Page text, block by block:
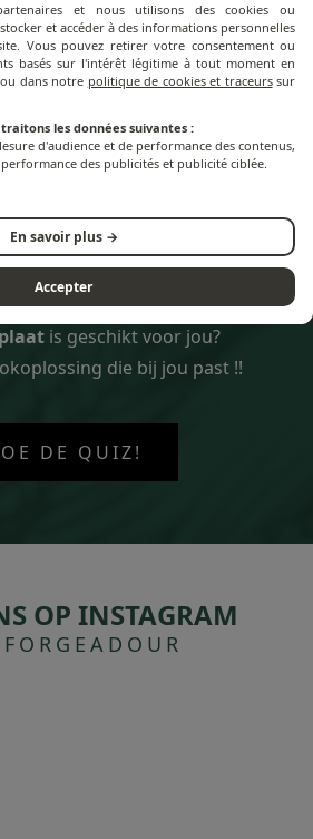
-
is geschikt voor jou?
die bij jou past !!
DE QUIZ!
OP INSTAGRAM
et nous utilisons des cookies ou
et accéder à des informations personnelles
Vous pouvez retirer votre consentement ou
basés sur l'intérêt légitime à tout moment en
dans notre politique de cookies et traceurssur
les données suivantes :
d'audience et de performance des contenus,
des publicités et publicité ciblée.
En savoir plus →
Accepter